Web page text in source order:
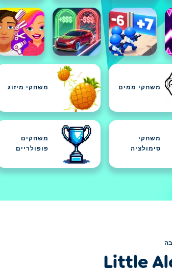
משחקי ממים משחקי מיזוג
משחקי
סימולציה
משחקים
פופולריים
Little